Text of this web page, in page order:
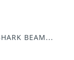
BEAM...